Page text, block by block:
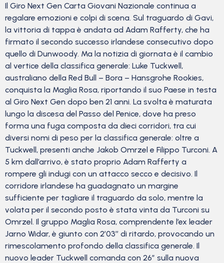
Il Giro Next Gen Carta Giovani Nazionale continua a
regalare emozioni e colpi di scena. Sul traguardo di Gavi,
la vittoria di tappa è andata ad Adam Rafferty, che ha
firmato il secondo successo irlandese consecutivo dopo
quello di Dunwoody. Ma la notizia di giornata è il cambio
al vertice della classifica generale: Luke Tuckwell,
australiano della Red Bull – Bora – Hansgrohe Rookies,
conquista la Maglia Rosa, riportando il suo Paese in testa
al Giro Next Gen dopo ben 21 anni. La svolta è maturata
lungo la discesa del Passo del Penice, dove ha preso
forma una fuga composta da dieci corridori, tra cui
diversi nomi di peso per la classifica generale: oltre a
Tuckwell, presenti anche Jakob Omrzel e Filippo Turconi. A
5 km dall’arrivo, è stato proprio Adam Rafferty a
rompere gli indugi con un attacco secco e decisivo. Il
corridore irlandese ha guadagnato un margine
sufficiente per tagliare il traguardo da solo, mentre la
volata per il secondo posto è stata vinta da Turconi su
Omrzel. Il gruppo Maglia Rosa, comprendente l’ex leader
Jarno Widar, è giunto con 2’03’’ di ritardo, provocando un
rimescolamento profondo della classifica generale. Il
nuovo leader Tuckwell comanda con 26″ sulla nuova